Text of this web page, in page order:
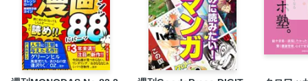
お供
めいっぱい自分のために時間を使います! ひとり時間の達人
おうち大好き！ ひとりの時間は内面を整えるための大切な
時間です
しょうが、創作……夢中になるものがいっぱいで楽しくて困